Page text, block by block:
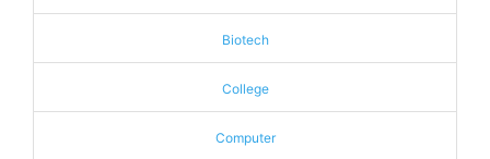
Biotech
College
Computer